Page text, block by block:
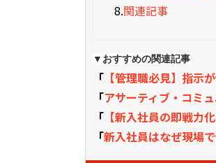
8.関連記事
▼おすすめの関連記事
「 【管理職必見】指示
「アサーティブ・コミ
「 【新入社員の即戦力
「新入社員はなぜ現場